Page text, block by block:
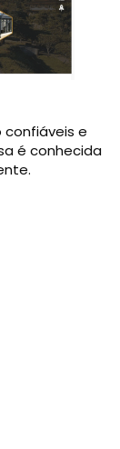
​​e
é conhecida